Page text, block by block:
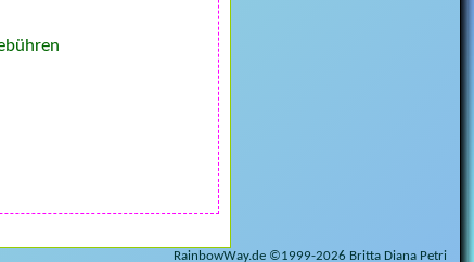
RainbowWay.de ©1999-2026 Britta Diana Petri